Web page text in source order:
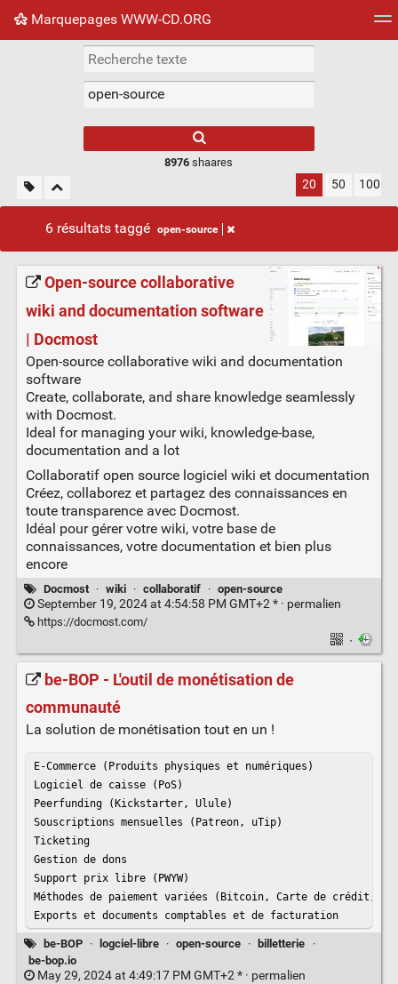
Marquepages WWW-CD.ORG
Nuage de tags Mur d'images
8976 shaares
20 50 100
6 résultats taggé open-source
Open-source collaborative
wiki and documentation software
| Docmost
Open-source collaborative wiki and documentation
software
Create, collaborate, and share knowledge seamlessly
with Docmost.
Ideal for managing your wiki, knowledge-base,
documentation and a lot
Collaboratif open source logiciel wiki et documentation
Créez, collaborez et partagez des connaissances en
toute transparence avec Docmost.
Idéal pour gérer votre wiki, votre base de
connaissances, votre documentation et bien plus
encore
Docmost · wiki · collaboratif · open-source
September 19, 2024 at 4:54:58 PM GMT+2 * · permalien
https://docmost.com/
·
be-BOP - L'outil de monétisation de
communauté
La solution de monétisation tout en un !
E-Commerce (Produits physiques et numériques)
Logiciel de caisse (PoS)
Peerfunding (Kickstarter, Ulule)
Souscriptions mensuelles (Patreon, uTip)
Ticketing
Gestion de dons
Support prix libre (PWYW)
Méthodes de paiement variées (Bitcoin, Carte de crédit,
Exports et documents comptables et de facturation
be-BOP · logciel-libre · open-source · billetterie
·
be-bop.io
May 29, 2024 at 4:49:17 PM GMT+2 * · permalien